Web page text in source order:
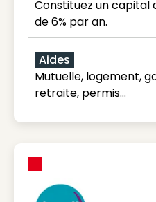
Constituez un capital
de 6% par an.
Aides
Mutuelle, logement,
retraite, permis…